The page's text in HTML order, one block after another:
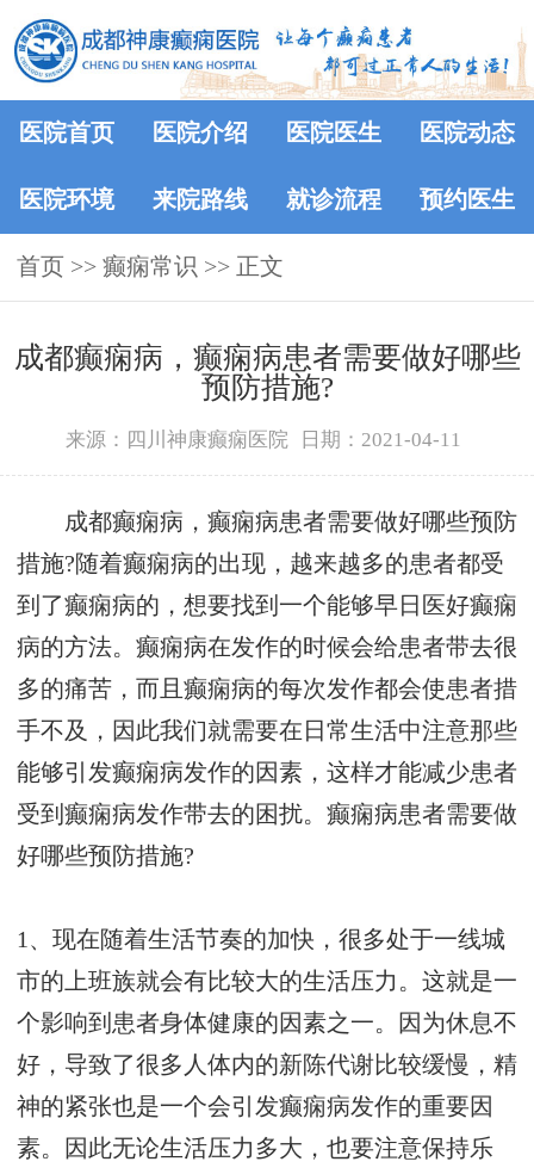
医院首页 医院介绍 医院医生 医院动态
医院环境 来院路线 就诊流程 预约医生
首页 >> 癫痫常识 >> 正文
成都癫痫病，癫痫病患者需要做好哪些
预防措施?
来源：四川神康癫痫医院 日期：2021-04-11
成都癫痫病，癫痫病患者需要做好哪些预防
措施?随着癫痫病的出现，越来越多的患者都受
到了癫痫病的，想要找到一个能够早日医好癫痫
病的方法。癫痫病在发作的时候会给患者带去很
多的痛苦，而且癫痫病的每次发作都会使患者措
手不及，因此我们就需要在日常生活中注意那些
能够引发癫痫病发作的因素，这样才能减少患者
受到癫痫病发作带去的困扰。癫痫病患者需要做
好哪些预防措施?
1、现在随着生活节奏的加快，很多处于一线城
市的上班族就会有比较大的生活压力。这就是一
个影响到患者身体健康的因素之一。因为休息不
好，导致了很多人体内的新陈代谢比较缓慢，精
神的紧张也是一个会引发癫痫病发作的重要因
素。因此无论生活压力多大，也要注意保持乐